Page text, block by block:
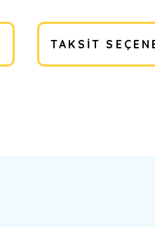
TAKSIT